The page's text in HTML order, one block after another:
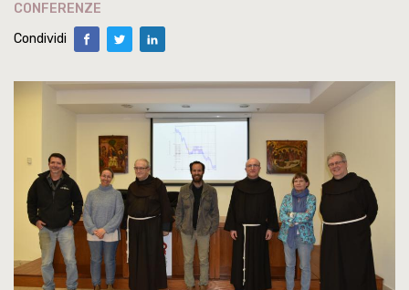
Notiziario
Norme metodologiche
Tasse accademiche
Contatti
CONFERENZE
Condividi